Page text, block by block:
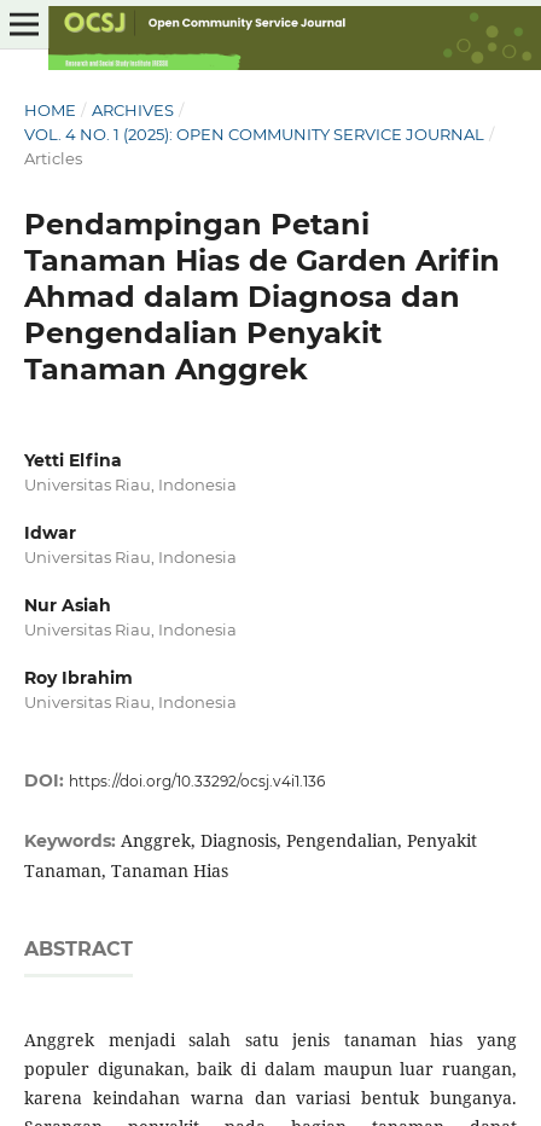
HOME / ARCHIVES /
VOL. 4 NO. 1 (2025): OPEN COMMUNITY SERVICE JOURNAL
/
Articles
Pendampingan Petani
Tanaman Hias de Garden Arifin
Ahmad dalam Diagnosa dan
Pengendalian Penyakit
Tanaman Anggrek
Yetti Elfina
Universitas Riau, Indonesia
Idwar
Universitas Riau, Indonesia
Nur Asiah
Universitas Riau, Indonesia
Roy Ibrahim
Universitas Riau, Indonesia
DOI: https://doi.org/10.33292/ocsj.v4i1.136
Keywords: Anggrek, Diagnosis, Pengendalian, Penyakit
Tanaman, Tanaman Hias
ABSTRACT
Anggrek menjadi salah satu jenis tanaman hias yang
populer digunakan, baik di dalam maupun luar ruangan,
karena keindahan warna dan variasi bentuk bunganya.